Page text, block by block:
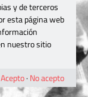
y de terceros
esta página web
nuestro sitio
Acepto· No acepto